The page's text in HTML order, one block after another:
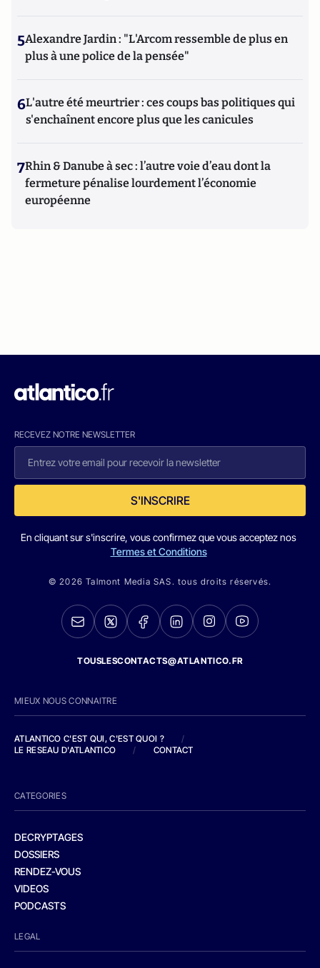
5Alexandre Jardin : "L'Arcom ressemble de plus en
plus à une police de la pensée"
6L'autre été meurtrier : ces coups bas politiques qui
s'enchaînent encore plus que les canicules
7Rhin & Danube à sec : l’autre voie d’eau dont la
fermeture pénalise lourdement l’économie
européenne
RECEVEZ NOTRE NEWSLETTER
S'INSCRIRE
En cliquant sur s'inscrire, vous confirmez que vous acceptez nos
Termes et Conditions
© 2026 Talmont Media SAS. tous droits réservés.
TOUSLESCONTACTS@ATLANTICO.FR
MIEUX NOUS CONNAITRE
ATLANTICO C'EST QUI, C'EST QUOI ?
/
LE RESEAU D'ATLANTICO
/ CONTACT
CATEGORIES
DECRYPTAGES
DOSSIERS
RENDEZ-VOUS
VIDEOS
PODCASTS
LEGAL